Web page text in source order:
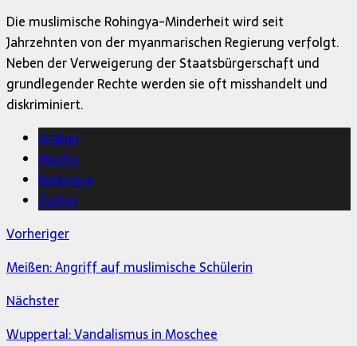
Die muslimische Rohingya-Minderheit wird seit
Jahrzehnten von der myanmarischen Regierung verfolgt.
Neben der Verweigerung der Staatsbürgerschaft und
grundlegender Rechte werden sie oft misshandelt und
diskriminiert.
Arakan
Mocha
Rohingya
Zyklon
Vorheriger
Meißen: Angriff auf muslimische Schülerin
Nächster
Wuppertal: Vandalismus in Moschee